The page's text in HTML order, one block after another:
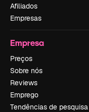
Afiliados
Empresas
Empresa
Preços
Sobre nós
Reviews
Emprego
Tendências de pesquisa